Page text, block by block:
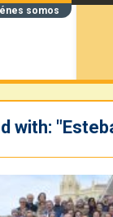
somos
with: